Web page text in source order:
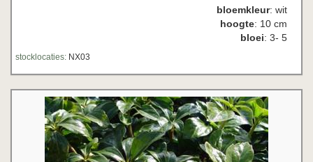
bloemkleur: wit
hoogte: 10 cm
bloei: 3- 5
stocklocaties: NX03